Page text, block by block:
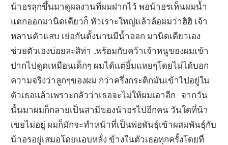
น้าอรลุกขึ้นมาดูผลงานที่ผมฝากไว้ พอน้าอรเห็นผมน้ำ
แตกออกมานิดเดียวก็ หัวเราะใหญ่แล้วล้อผมว่าฮิฮิ เจ้า
หลานตัวแสบ เย่อกันตั้งนานมีน้ำออก มานิดเดียวเอง
ช่วยตัวเองบ่อยละสิท่า ..พร้อมกับคว้าเจ้าหนูของผมเข้า
ปากไปดูดเหมือนเด็กๆ ผมได้แต่ยิ้มแหยๆโดยไม่ได้บอก
ความจริงว่าลูกๆของผม กว่าครึ่งกระติกมันเข้าไปอยู่ใน
ตัวเธอแล้วเพราะกลัวว่าเธอจะไม่ให้ผมเอาอีก จากวัน
นั้นมาผมก็กลายเป็นสามีของน้าอรไปอีกคน วันใดที่น้า
เขยไม่อยู่ ผมก็มักจะทำหน้าที่เป็นพ่อพันธุ์เข้าผสมพันธุ์กับ
น้าอรอยู่เสมอโดยแอบหลั่ง ข้างในตัวเธอทุกครั้งโดยที่